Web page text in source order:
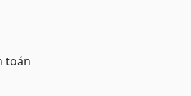
đảm bảo nguồn cung dồi dào
toán